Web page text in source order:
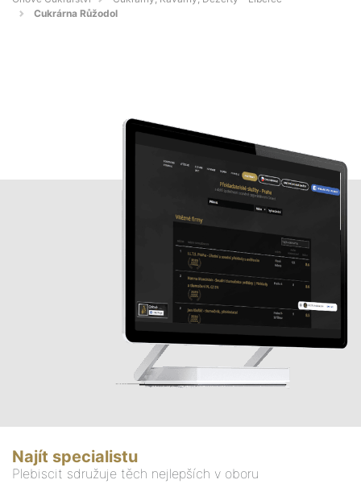
Cukrárna Růžodol
Najít specialistu
Plebiscit sdružuje těch nejlepších v oboru